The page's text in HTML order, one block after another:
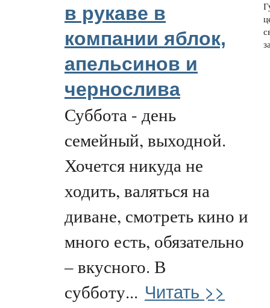
в рукаве в
компании яблок,
апельсинов и
чернослива
Суббота - день
семейный, выходной.
Хочется никуда не
ходить, валяться на
диване, смотреть кино и
много есть, обязательно
– вкусного. В
субботу... Читать >>